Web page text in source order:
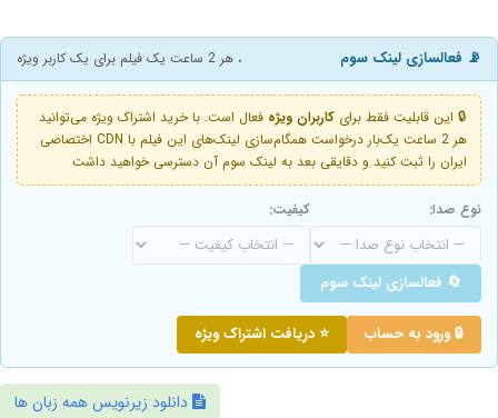
📡 فعالسازی لینک سوم ، هر 2 ساعت یک فیلم برای یک کاربر ویژه
🔒 این قابلیت فقط برای کاربران ویژه فعال است. با خرید اشتراک ویژه می‌توانید
هر 2 ساعت یک‌بار درخواست همگام‌سازی لینک‌های این فیلم با CDN اختصاصی
ایران را ثبت کنید و دقایقی بعد به لینک سوم آن دسترسی خواهید داشت
نوع صدا: کیفیت:
🔄 فعالسازی لینک سوم
🔒 ورود به حساب ⭐ دریافت اشتراک ویژه
دانلود زیرنویس همه زبان ها